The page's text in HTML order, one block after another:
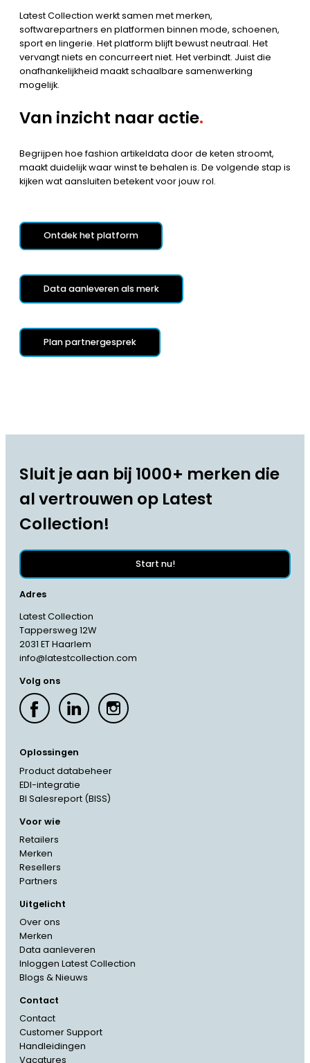
Latest Collection werkt samen met merken,
softwarepartners en platformen binnen mode, schoenen,
sport en lingerie. Het platform blijft bewust neutraal. Het
vervangt niets en concurreert niet. Het verbindt. Juist die
onafhankelijkheid maakt schaalbare samenwerking
mogelijk.
Van inzicht naar actie.
Begrijpen hoe fashion artikeldata door de keten stroomt,
maakt duidelijk waar winst te behalen is. De volgende stap is
kijken wat aansluiten betekent voor jouw rol.
Ontdek het platform
Data aanleveren als merk
Plan partnergesprek
Sluit je aan bij 1000+ merken die
al vertrouwen op Latest
Collection!
Start nu!
Adres
Latest Collection
Tappersweg 12W
2031 ET Haarlem
info@latestcollection.com
Volg ons
Oplossingen
Product databeheer
EDI-integratie
BI Salesreport (BISS)
Voor wie
Retailers
Merken
Resellers
Partners
Uitgelicht
Over ons
Merken
Data aanleveren
Inloggen Latest Collection
Blogs & Nieuws
Contact
Contact
Customer Support
Handleidingen
Vacatures